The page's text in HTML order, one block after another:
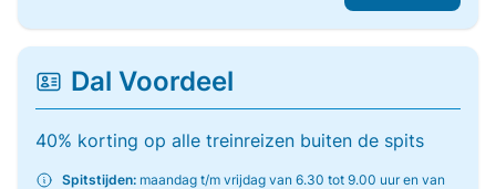
Dal Voordeel
40% korting op alle treinreizen buiten de spits
Spitstijden: maandag t/m vrijdag van 6.30 tot 9.00 uur en van